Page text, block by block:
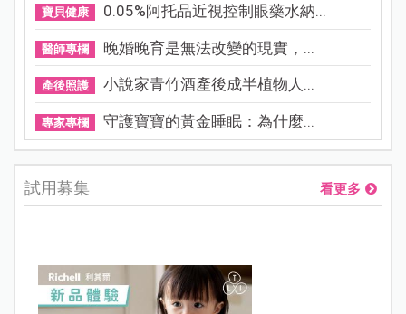
寶貝健康 0.05%阿托品近視控制眼藥水納...
醫師專欄 晚婚晚育是無法改變的現實，...
產後照護 小說家青竹酒產後成半植物人...
專家專欄 守護寶寶的黃金睡眠：為什麼...
試用募集 看更多